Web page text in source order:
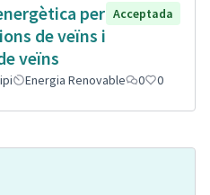
per
de veïns i
veïns
Acceptada
Energia Renovable 0 0